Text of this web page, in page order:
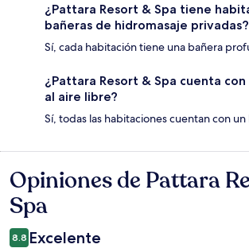
¿Pattara Resort & Spa tiene
bañeras de hidromasaje privadas?
Sí, cada habitación tiene una bañera
¿Pattara Resort & Spa cuenta
al aire libre?
Sí, todas las habitaciones cuentan con
Opiniones
Opiniones de Pattara
Spa
8.8 Excelente